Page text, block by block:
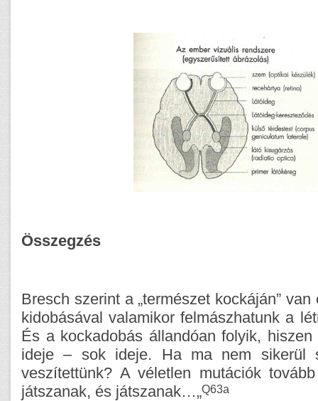
Összegzés
Bresch szerint a „természet kockáján”
kidobásával valamikor felmászhatunk a
És a kockadobás állandóan folyik, hiszen
ideje – sok ideje. Ha ma nem sikerül
veszítettünk? A véletlen mutációk
játszanak, és játszanak…„Q63a